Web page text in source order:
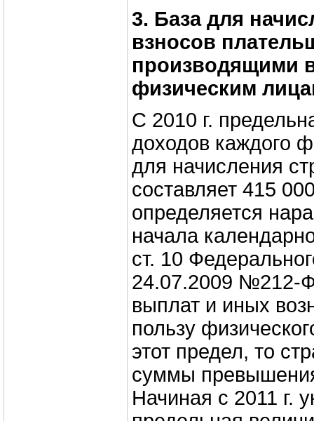
3. База для
взносов
производящими
физическим
С 2010 г.
доходов каждого
для начисления
составляет 415
определяется
начала
ст. 10
24.07.2009
выплат и иных
пользу
этот предел, то
суммы
Начиная с 2011 г.